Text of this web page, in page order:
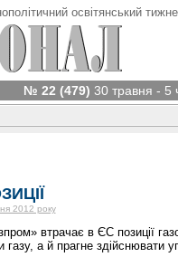
освітянський
№ 22 (479) 30 травня - 5
2012 року
втрачає в ЄС позиції
а й прагне здійснювати